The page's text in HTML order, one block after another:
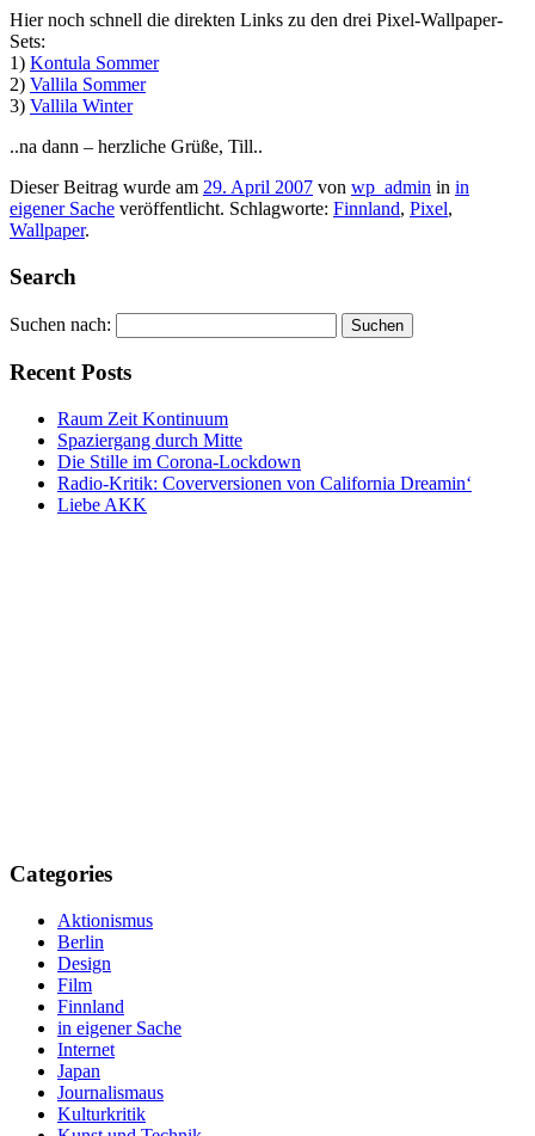
Hier noch schnell die direkten Links zu den drei Pixel-Wallpaper-
Sets:
1) Kontula Sommer
2) Vallila Sommer
3) Vallila Winter
..na dann – herzliche Grüße, Till..
Dieser Beitrag wurde am 29. April 2007 von wp_admin in in
eigener Sache veröffentlicht. Schlagworte: Finnland, Pixel,
Wallpaper.
Search
Suchen nach:
Recent Posts
Raum Zeit Kontinuum
Spaziergang durch Mitte
Die Stille im Corona-Lockdown
Radio-Kritik: Coverversionen von California Dreamin‘
Liebe AKK
Categories
Aktionismus
Berlin
Design
Film
Finnland
in eigener Sache
Internet
Japan
Journalismaus
Kulturkritik